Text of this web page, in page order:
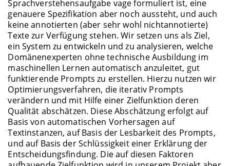
Sprachverstehensaufgabe vage formuliert ist, eine
genauere Spezifikation aber noch aussteht, und auch
keine annotierten (aber sehr wohl nichtannotierte)
Texte zur Verfügung stehen. Wir setzen uns als Ziel,
ein System zu entwickeln und zu analysieren, welche
Domänenexperten ohne technische Ausbildung im
maschinellen Lernen automatisch anzuleitet, gut
funktierende Prompts zu erstellen. Hierzu nutzen wir
Optimierungsverfahren, die iterativ Prompts
verändern und mit Hilfe einer Zielfunktion deren
Qualität abschätzen. Diese Abschätzung erfolgt auf
Basis von automatischen Vorhersagen auf
Textinstanzen, auf Basis der Lesbarkeit des Prompts,
und auf Basis der Schlüssigkeit einer Erklärung der
Entscheidungsfindung. Die auf diesen Faktoren